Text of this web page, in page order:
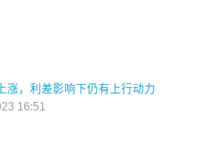
涨，利差影响下仍有上行动力
16:51